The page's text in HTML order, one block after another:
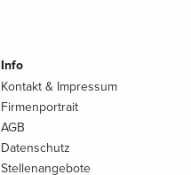
Info
Kontakt & Impressum
Firmenportrait
AGB
Datenschutz
Stellenangebote